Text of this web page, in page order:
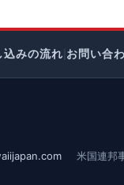
込みの流れ お問い合
米国連邦